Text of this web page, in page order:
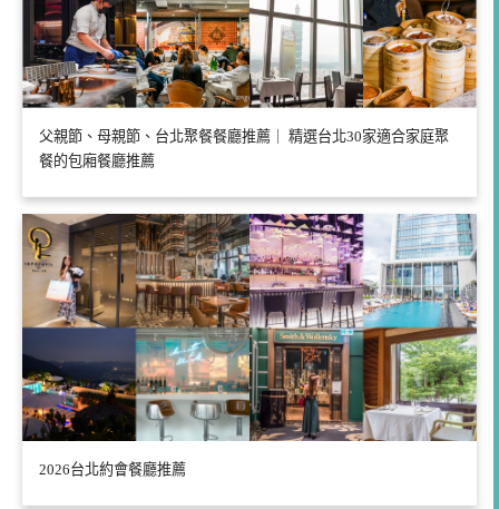
父親節、母親節、台北聚餐餐廳推薦｜ 精選台北30家適合家庭聚
餐的包廂餐廳推薦
2026台北約會餐廳推薦